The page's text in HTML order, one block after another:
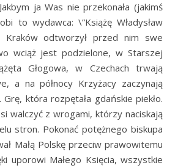
ja Was nie przekonała (jakimś
to wydawca: \”Książę Władysław
Kraków odtworzył przed nim swe
wciąż jest podzielone, w Starszej
Głogowa, w Czechach trwają
a na północy Krzyżacy zaczynają
która rozpętała gdańskie piekło.
walczyć z wrogami, którzy naciskają
stron. Pokonać potężnego biskupa
Małą Polskę przeciw prawowitemu
uporowi Małego Księcia, wszystkie